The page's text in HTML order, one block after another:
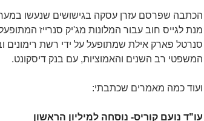
הכתבה שפרסם עזרן עסקה בגישושים שנעשו
מנת לגייס חוב עבור המלונות מג'יק סנרייז
סנרטל פארק אילת שמתופעל על ידי רשת רימונים
המשפטי רב השנים והאמוציות, עם בנק דיסקונט.
ועוד כמה מאמרים שכתבתי:
עו"ד נועם קוריס- נוסחה למיליון הראשון